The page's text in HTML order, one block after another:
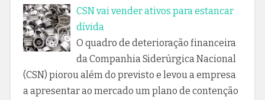
CSN vai vender ativos para estancar
dívida
O quadro de deterioração financeira
da Companhia Siderúrgica Nacional
(CSN) piorou além do previsto e levou a empresa
a apresentar ao mercado um plano de contenção